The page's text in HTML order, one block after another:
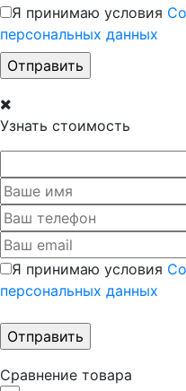
Я принимаю условия
персональных данных
Узнать стоимость
Я принимаю условия
персональных данных
Сравнение товара